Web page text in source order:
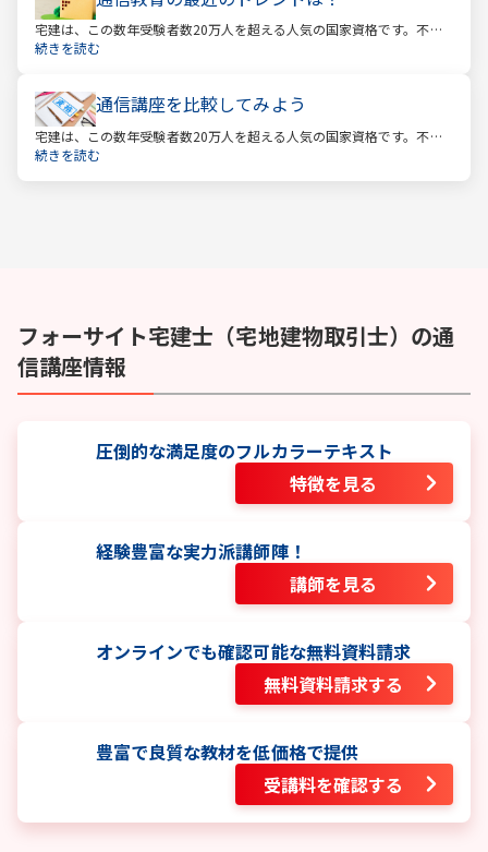
宅建は、この数年受験者数20万人を超える人気の国家資格です。不動
産業に携わる人をはじめ、他業種、学生、主婦まで、さまざまな方が
続きを読む
通信講座を比較してみよう
宅建は、この数年受験者数20万人を超える人気の国家資格です。不動
産業に携わる人をはじめ、他業種、学生、主婦まで、さまざまな方が
続きを読む
フォーサイト宅建士（宅地建物取引士） の通
信講座情報
圧倒的な満足度のフルカラーテキスト
特徴を見る
経験豊富な実力派講師陣！
講師を見る
オンラインでも確認可能な無料資料請求
無料資料請求する
豊富で良質な教材を低価格で提供
受講料を確認する